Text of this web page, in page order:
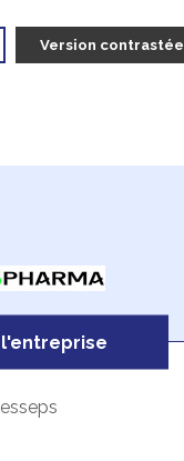
Version contrastée